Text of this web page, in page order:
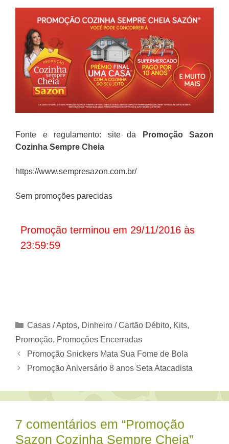
Fonte e regulamento: site da Promoção Sazon
Cozinha Sempre Cheia
https://www.sempresazon.com.br/
Sem promoções parecidas
Promoção terminou em 29/11/2016 às
23:59:59
Categorias
Casas / Aptos, Dinheiro / Cartão Débito, Kits,
Promoção, Promoções Encerradas
Promoção Snickers Mata Sua Fome de Bola
Promoção Aniversário 8 anos Seta Atacadista
7 comentários em “Promoção
Sazon Cozinha Sempre Cheia”